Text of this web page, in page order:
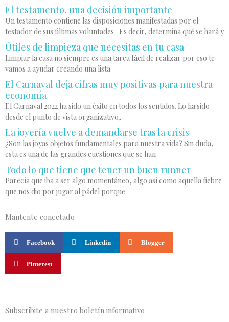
El testamento, una decisión importante
Un testamento contiene las disposiciones manifestadas por el
testador de sus últimas voluntades- Es decir, determina qué se hará y
Útiles de limpieza que necesitas en tu casa
Limpiar la casa no siempre es una tarea fácil de realizar por eso te
vamos a ayudar creando una lista
El Carnaval deja cifras muy positivas para nuestra
economía
El Carnaval 2022 ha sido un éxito en todos los sentidos. Lo ha sido
desde el punto de vista organizativo,
La joyería vuelve a demandarse tras la crisis
¿Son las joyas objetos fundamentales para nuestra vida? Sin duda,
esta es una de las grandes cuestiones que se han
Todo lo que tiene que tener un buen runner
Parecía que iba a ser algo momentáneo, algo así como aquella fiebre
que nos dio por jugar al pádel porque
Mantente conectado
Facebook Linkedin Blogger
Pinterest
Subscribite a nuestro boletín informativo